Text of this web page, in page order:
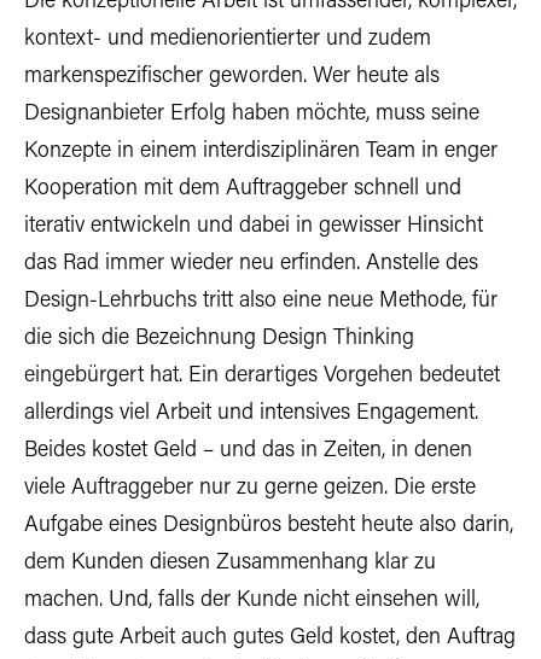
kontext- und medienorientierter und zudem
markenspezifischer geworden. Wer heute als
Designanbieter Erfolg haben möchte, muss seine
Konzepte in einem interdisziplinären Team in enger
Kooperation mit dem Auftraggeber schnell und
iterativ entwickeln und dabei in gewisser Hinsicht
das Rad immer wieder neu erfinden. Anstelle des
Design-Lehrbuchs tritt also eine neue Methode, für
die sich die Bezeichnung Design Thinking
eingebürgert hat. Ein derartiges Vorgehen bedeutet
allerdings viel Arbeit und intensives Engagement.
Beides kostet Geld – und das in Zeiten, in denen
viele Auftraggeber nur zu gerne geizen. Die erste
Aufgabe eines Designbüros besteht heute also darin,
dem Kunden diesen Zusammenhang klar zu
machen. Und, falls der Kunde nicht einsehen will,
dass gute Arbeit auch gutes Geld kostet, den Auftrag